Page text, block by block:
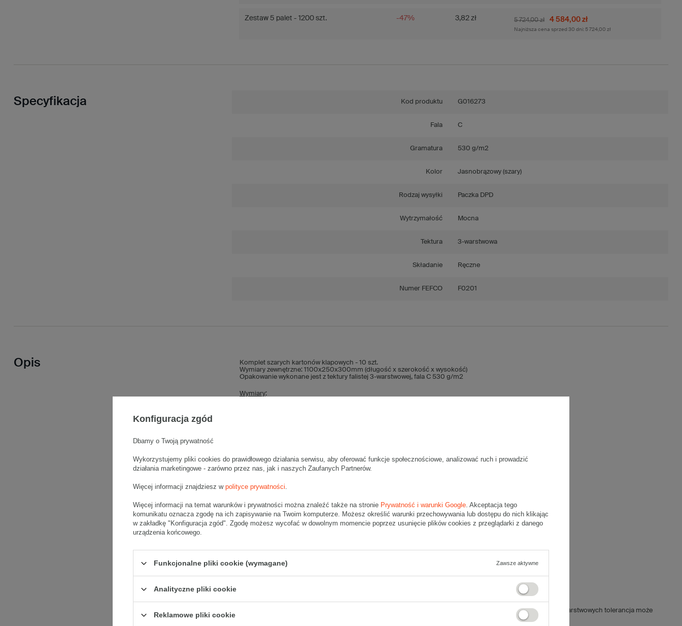
Zestaw 5 palet - 1200 szt. -47% 3,82 zł 4 584,00 zł
5 724,00 zł
Najniższa cena sprzed 30 dni: 5 724,00 zł
Specyfikacja Kod produktu G016273
Fala C
Gramatura 530 g/m2
Kolor Jasnobrązowy (szary)
Rodzaj wysyłki Paczka DPD
Wytrzymałość Mocna
Tektura 3-warstwowa
Składanie Ręczne
Numer FEFCO F0201
Opis
Komplet szarych kartonów klapowych - 10 szt.
Wymiary zewnętrzne: 1100x250x300mm (długość x szerokość x wysokość)
Opakowanie wykonane jest z tektury falistej 3-warstwowej, fala C 530 g/m2
Wymiary:
• tektura falista:3-warstwowa
• fala:C
• kolor:Szary
Dodatkowe:
• waga jednostkowa (+/-5%):770 g
Karton nadaje się do pakowania wysyłek kurierskich:
• Poczta Polska Paczka B
Tolerancja wymiarów wynikająca z parametrów pracy maszyn produkcyjnych wynosi ±5mm (dla kartonów 5-warstwowych tolerancja może
Konfiguracja zgód
Dbamy o Twoją prywatność
Wykorzystujemy pliki cookies do prawidłowego działania serwisu, aby oferować funkcje społecznościowe, analizować ruch i prowadzić
działania marketingowe - zarówno przez nas, jak i naszych Zaufanych Partnerów.
Więcej informacji znajdziesz w polityce prywatności.
Więcej informacji na temat warunków i prywatności można znaleźć także na stronie Prywatność i warunki Google. Akceptacja tego
komunikatu oznacza zgodę na ich zapisywanie na Twoim komputerze. Możesz określić warunki przechowywania lub dostępu do nich klikając
w zakładkę "Konfiguracja zgód". Zgodę możesz wycofać w dowolnym momencie poprzez usunięcie plików cookies z przeglądarki z danego
urządzenia końcowego.
Funkcjonalne pliki cookie (wymagane) Zawsze aktywne
Analityczne pliki cookie
Reklamowe pliki cookie